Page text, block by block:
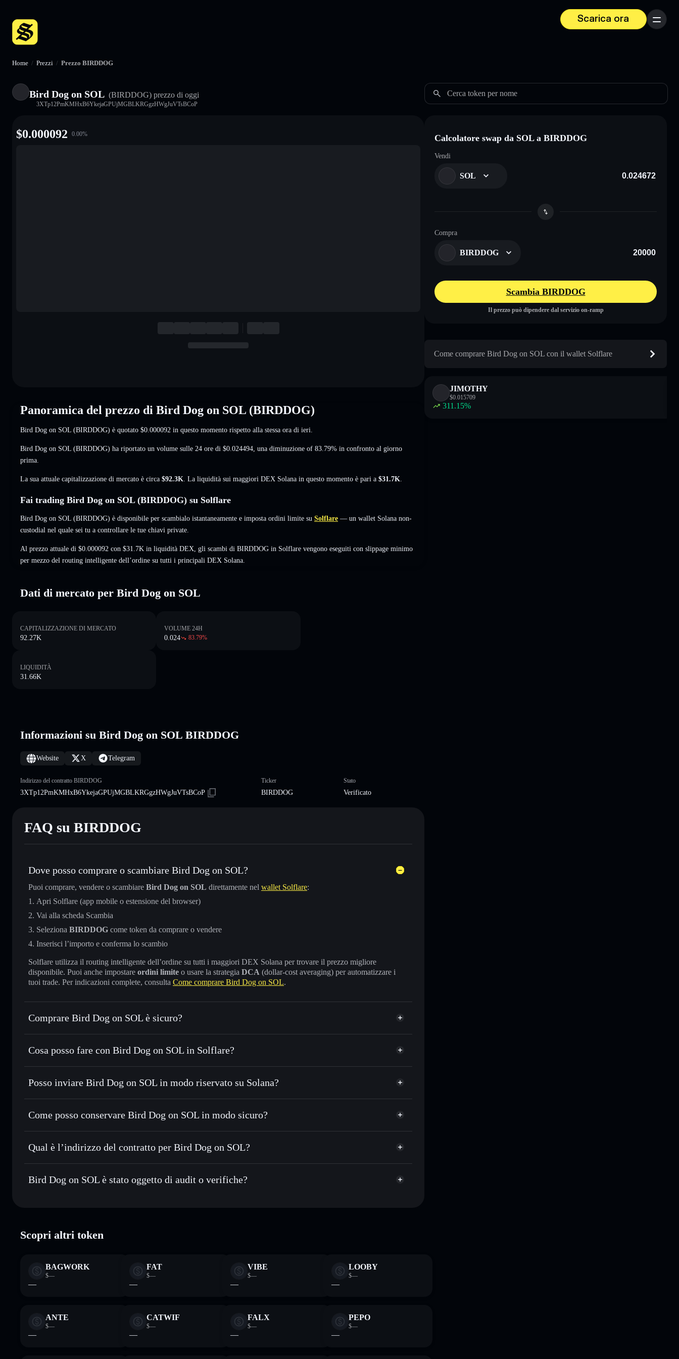
Scarica ora
Menu
Home / Prezzi / Prezzo BIRDDOG
Bird Dog on SOL (BIRDDOG) prezzo di oggi
3XTp12PmKMHxB6YkejaGPUjMGBLKRGgzHWgJuVTsBCoP
Cerca token per nome
$0.000092 0.00%
Panoramica del prezzo di Bird Dog on SOL (BIRDDOG)
Bird Dog on SOL (BIRDDOG) è quotato $0.000092 in questo momento rispetto alla stessa ora di ieri.
Bird Dog on SOL (BIRDDOG) ha riportato un volume sulle 24 ore di $0.024494 una diminuzione of 83.79% in confronto al giorno
prima.
La sua attuale capitalizzazione di mercato è circa $92.3K . La liquidità sui maggiori DEX Solana in questo momento è pari a $31.7K
Fai trading Bird Dog on SOL (BIRDDOG) su Solflare
Bird Dog on SOL (BIRDDOG) è disponibile per scambialo istantaneamente e imposta ordini limite su Solflare — un wallet Solana non-
custodial nel quale sei tu a controllare le tue chiavi private.
Al prezzo attuale di $0.000092 con $31.7K in liquidità DEX, gli scambi di BIRDDOG in Solflare vengono eseguiti con slippage minimo
per mezzo del routing intelligente dell’ordine su tutti i principali DEX Solana.
Dati di mercato per Bird Dog on SOL
CAPITALIZZAZIONE DI MERCATO
92.27K
VOLUME 24H
0.024 83.79%
LIQUIDITÀ
31.66K
Informazioni su Bird Dog on SOL BIRDDOG
Website X Telegram
Indirizzo del contratto BIRDDOG
3XTp12PmKMHxB6YkejaGPUjMGBLKRGgzHWgJuVTsBCoP
Ticker
BIRDDOG
Stato
Verificato
FAQ su BIRDDOG
Dove posso comprare o scambiare Bird Dog on SOL?
Puoi comprare, vendere o scambiare Bird Dog on SOL direttamente nel wallet Solflare:
Apri Solflare (app mobile o estensione del browser)
Vai alla scheda Scambia
Seleziona BIRDDOG come token da comprare o vendere
Inserisci l’importo e conferma lo scambio
Solflare utilizza il routing intelligente dell’ordine su tutti i maggiori DEX Solana per trovare il prezzo migliore
disponibile. Puoi anche impostare ordini limite o usare la strategia DCA (dollar-cost averaging) per automatizzare i
tuoi trade. Per indicazioni complete, consulta Come comprare Bird Dog on SOL.
Comprare Bird Dog on SOL è sicuro?
Bird Dog on SOL token verificato
Cosa posso fare con Bird Dog on SOL in Solflare?
Bird Dog on SOL
wallet Solflare
Scambiare istantaneamente— scambia BIRDDOG in SOL, USDC o in migliaia di altri token Solana al prezzo
Usare il DCA— applica la strategia dollar-cost average su BIRDDOG nel tempo
Inviare in modo riservato— trasferisci BIRDDOG senza collegare pubblicamente i wallet usando l’Aggregatore
di privacy incorporato di Solflare
ed esclusivo controllo delle tue chiavi private
Posso inviare Bird Dog on SOL in modo riservato su Solana?
wallet Solflare Aggregatore di privacy
Bird Dog
Come posso conservare Bird Dog on SOL in modo sicuro?
Bird Dog on SOL wallet non-custodial Solflare
Aggregatore di privacy
Qual è l’indirizzo del contratto per Bird Dog on SOL?
Bird Dog on SOL
3XTp12PmKMHxB6YkejaGPUjMGBLKRGgzHWgJuVTsBCoP
Bird Dog on SOL è stato oggetto di audit o verifiche?
Scopri altri token
BAGWORK
$—
—
FAT
$—
—
VIBE
$—
—
LOOBY
$—
—
ANTE
$—
—
CATWIF
$—
—
FALX
$—
—
PEPO
$—
—
Calcolatore swap da SOL a BIRDDOG
Vendi
SOL
Compra
BIRDDOG
Scambia BIRDDOG
Il prezzo può dipendere dal servizio on-ramp
Come comprare Bird Dog on SOL con il wallet Solflare
JIMOTHY
$0.015709
311.15%